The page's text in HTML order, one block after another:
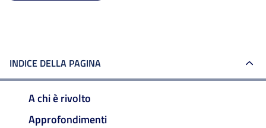
INDICE DELLA PAGINA
A chi è rivolto
Approfondimenti